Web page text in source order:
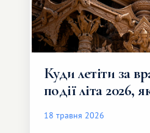
Куди летіти за
події літа 2026,
18 травня 2026